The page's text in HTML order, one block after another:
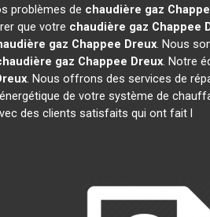
problèmes de chaudière gaz
que votre chaudière gaz Chappee
gaz Chappee Dreux. Nous
gaz Chappee Dreux. Notre
. Nous offrons des services de
de votre système de
des clients satisfaits qui ont fait l